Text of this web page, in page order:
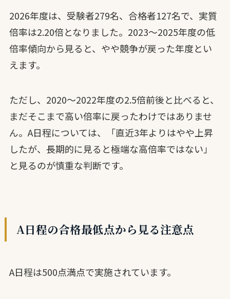
2026年度は、受験者279名、合格者127名で、実質
倍率は2.20倍となりました。2023〜2025年度の低
倍率傾向から見ると、やや競争が戻った年度とい
えます。
ただし、2020〜2022年度の2.5倍前後と比べると、
まだそこまで高い倍率に戻ったわけではありませ
ん。A日程については、「直近3年よりはやや上昇
したが、長期的に見ると極端な高倍率ではない」
と見るのが慎重な判断です。
A日程の合格最低点から見る注意点
A日程は500点満点で実施されています。